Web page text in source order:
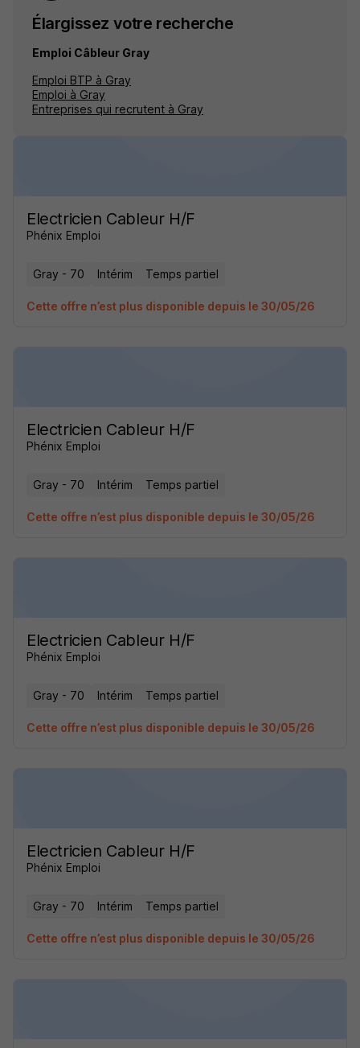
Élargissez votre recherche
Emploi Câbleur Gray
Emploi BTP à Gray
Emploi à Gray
Entreprises qui recrutent à Gray
Electricien Cableur H/F
Phénix Emploi
Gray - 70 Intérim Temps partiel
Cette offre n’est plus disponible depuis le 30/05/26
Electricien Cableur H/F
Phénix Emploi
Gray - 70 Intérim Temps partiel
Cette offre n’est plus disponible depuis le 30/05/26
Electricien Cableur H/F
Phénix Emploi
Gray - 70 Intérim Temps partiel
Cette offre n’est plus disponible depuis le 30/05/26
Electricien Cableur H/F
Phénix Emploi
Gray - 70 Intérim Temps partiel
Cette offre n’est plus disponible depuis le 30/05/26